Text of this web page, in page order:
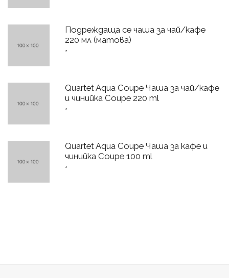
Подреждаща се чаша за чай/кафе
220 мл (матова)
*
Quartet Aqua Coupe Чаша за чай/кафе
и чинийка Coupe 220 ml
*
Quartet Aqua Coupe Чаша за кафе и
чинийка Coupe 100 ml
*